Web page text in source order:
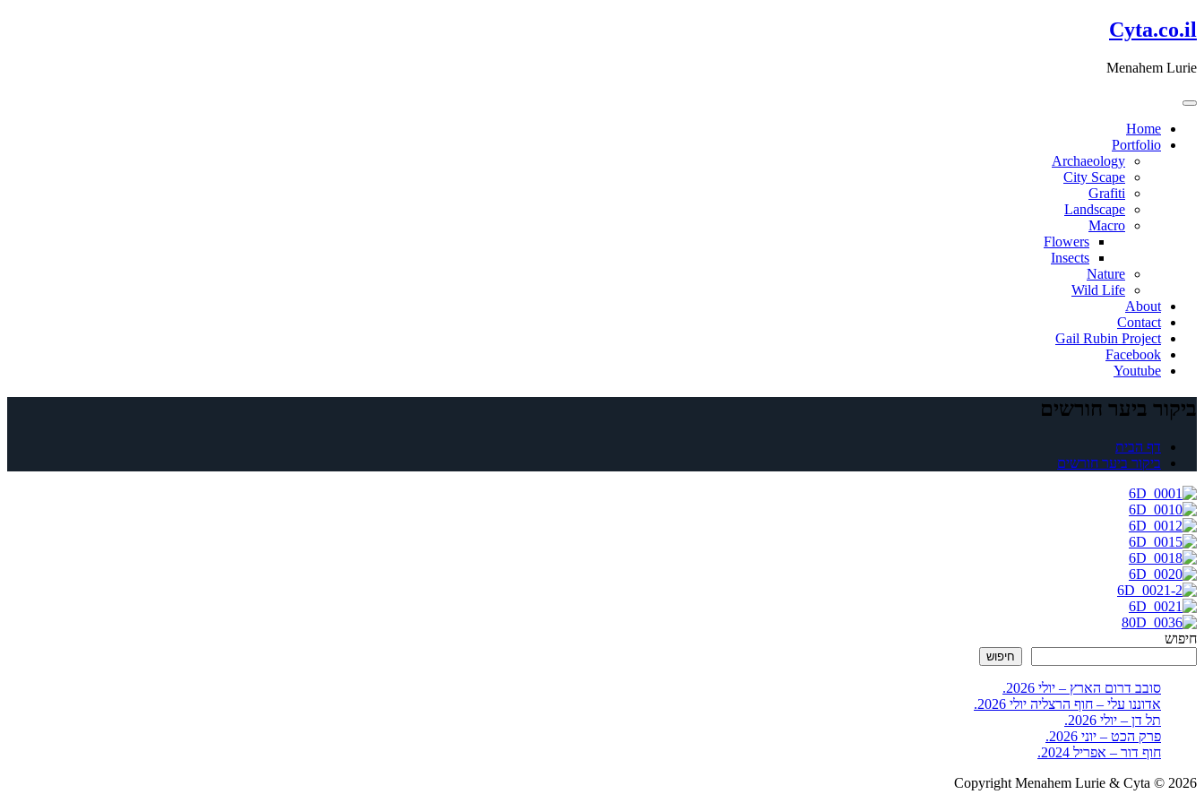
דלג
לתוכן
Cyta.co.il
Menahem Lurie
Home
Portfolio
Archaeology
City Scape
Grafiti
Landscape
Macro
Flowers
Insects
Nature
Wild Life
About
Contact
Gail Rubin Project
Facebook
Youtube
ביקור ביער חורשים
דף הבית
ביקור ביער חורשים
חיפוש
חיפוש
סובב דרום הארץ – יולי 2026.
אדוננו עלי – חוף הרצליה יולי 2026.
תל דן – יולי 2026.
פרק הכט – יוני 2026.
חוף דור – אפריל 2024.
Copyright Menahem Lurie & Cyta © 2026